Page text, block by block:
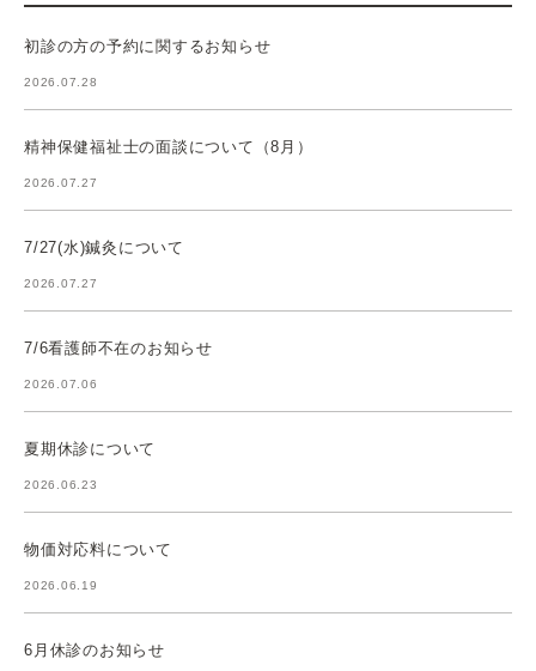
初診の方の予約に関するお知らせ
2026.07.28
精神保健福祉士の面談について（8月）
2026.07.27
7/27(水)鍼灸について
2026.07.27
7/6看護師不在のお知らせ
2026.07.06
夏期休診について
2026.06.23
物価対応料について
2026.06.19
6月休診のお知らせ